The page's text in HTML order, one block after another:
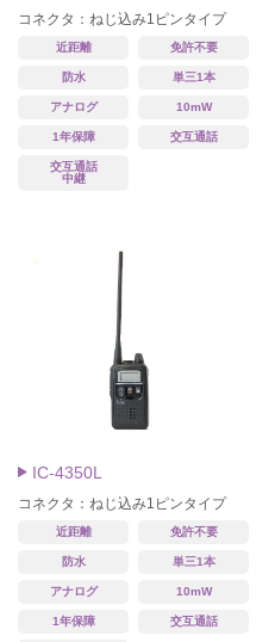
コネクタ：ねじ込み1ピンタイプ
近距離 免許不要
防水 単三1本
アナログ 10mW
1年保障 交互通話
交互通話
中継
IC-4350L
コネクタ：ねじ込み1ピンタイプ
近距離 免許不要
防水 単三1本
アナログ 10mW
1年保障 交互通話